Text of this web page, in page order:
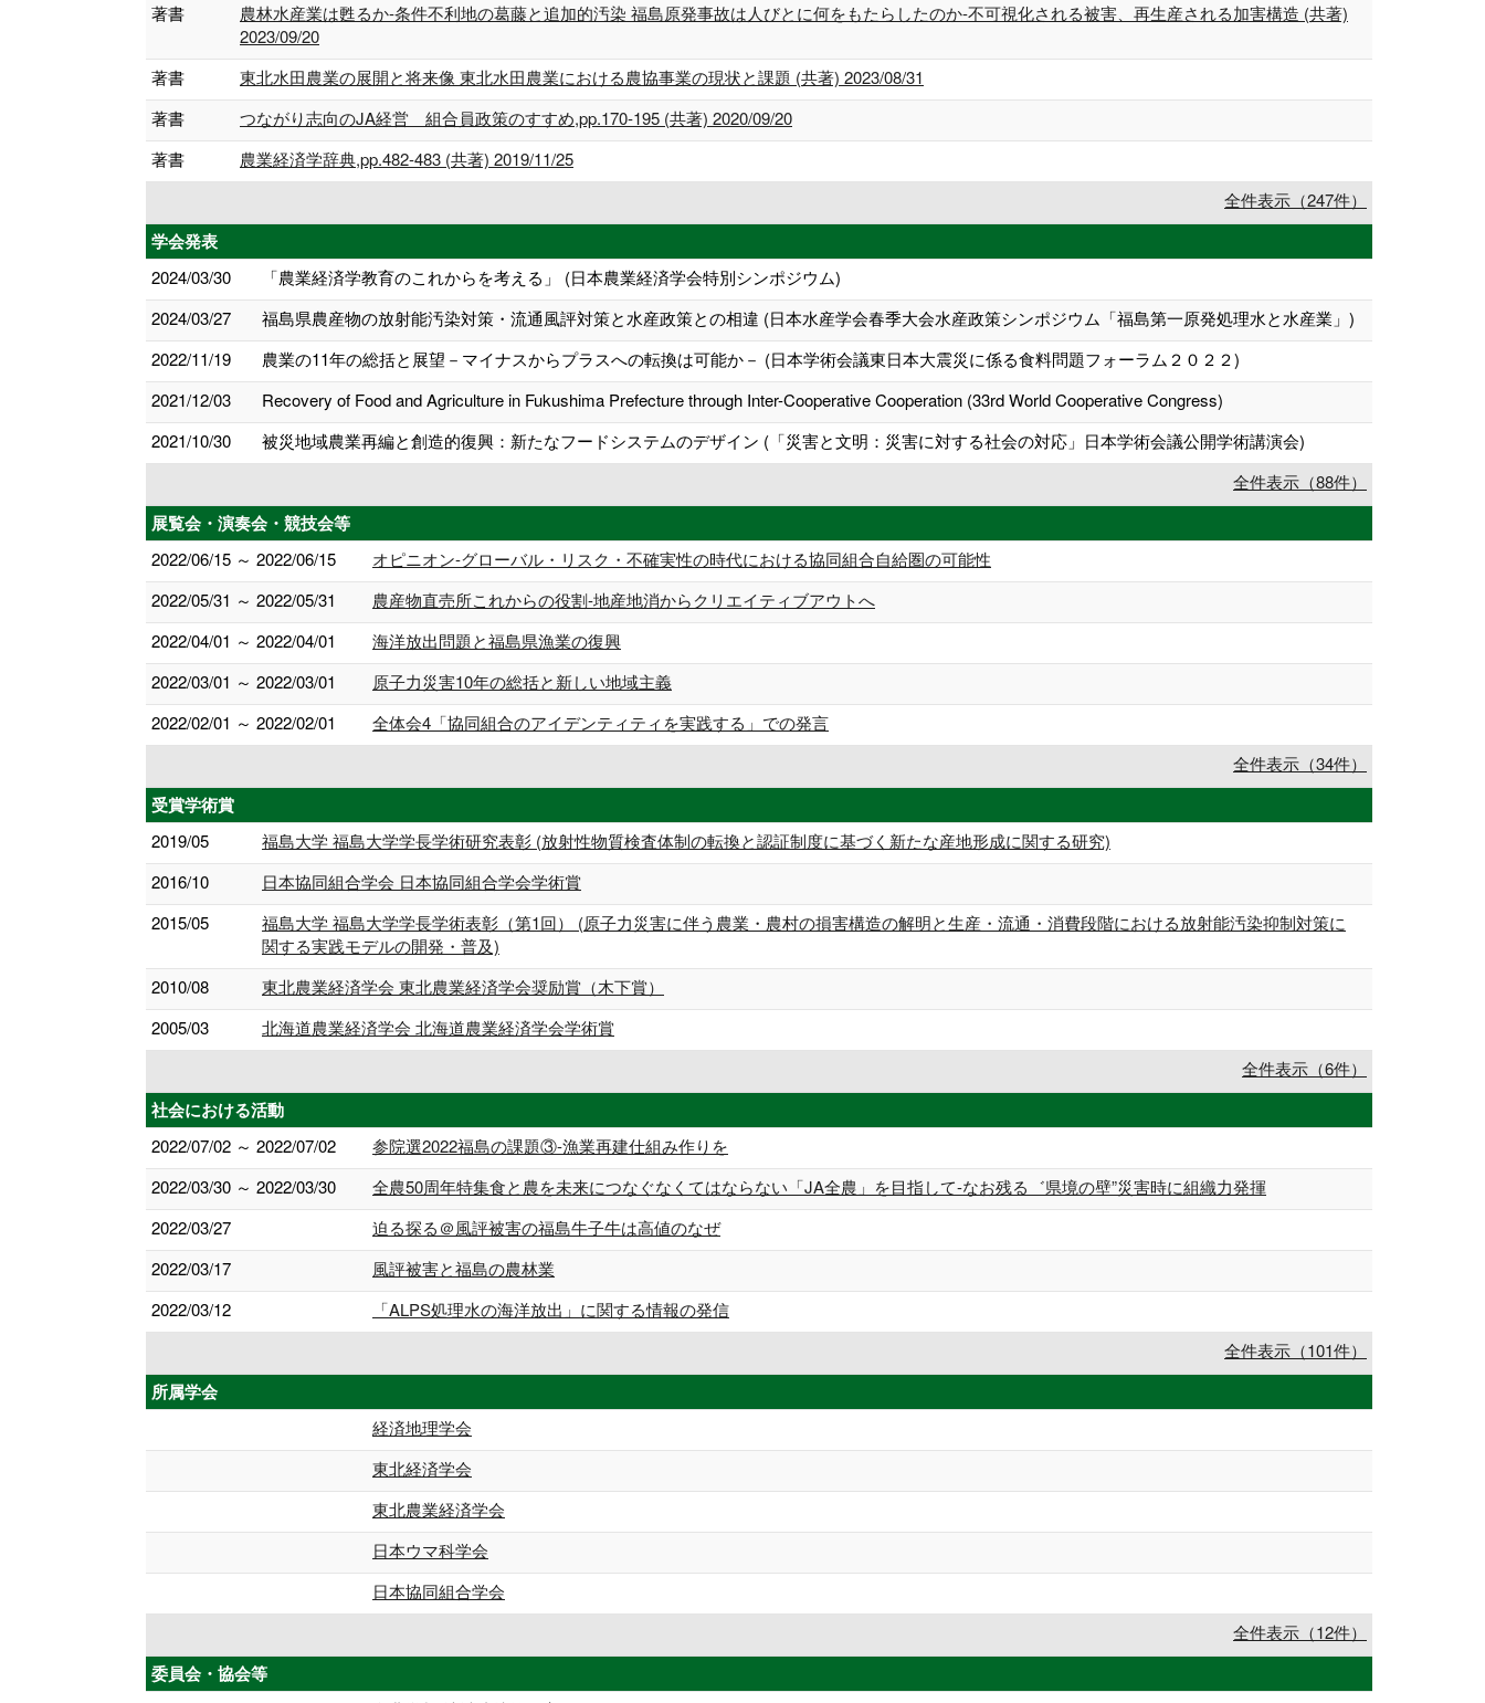
著書
農林水産業は甦るか-条件不利地の葛藤と追加的汚染 福島原発事故は人びとに何をもたらしたのか-不可視化される被害、再生産される加害構造 (共著)
2023/09/20
著書
東北水田農業の展開と将来像 東北水田農業における農協事業の現状と課題 (共著) 2023/08/31
著書
つながり志向のJA経営 組合員政策のすすめ,pp.170‐195 (共著) 2020/09/20
著書
農業経済学辞典,pp.482-483 (共著) 2019/11/25
全件表示（247件）
学会発表
2024/03/30
「農業経済学教育のこれからを考える」 (日本農業経済学会特別シンポジウム)
2024/03/27
福島県農産物の放射能汚染対策・流通風評対策と水産政策との相違 (日本水産学会春季大会水産政策シンポジウム「福島第一原発処理水と水産業」)
2022/11/19
農業の11年の総括と展望－マイナスからプラスへの転換は可能か－ (日本学術会議東日本大震災に係る食料問題フォーラム２０２２)
2021/12/03
Recovery of Food and Agriculture in Fukushima Prefecture through Inter-Cooperative Cooperation (33rd World Cooperative Congress)
2021/10/30
被災地域農業再編と創造的復興：新たなフードシステムのデザイン (「災害と文明：災害に対する社会の対応」日本学術会議公開学術講演会)
全件表示（88件）
展覧会・演奏会・競技会等
2022/06/15 ～ 2022/06/15
オピニオン-グローバル・リスク・不確実性の時代における協同組合自給圏の可能性
2022/05/31 ～ 2022/05/31
農産物直売所これからの役割-地産地消からクリエイティブアウトへ
2022/04/01 ～ 2022/04/01
海洋放出問題と福島県漁業の復興
2022/03/01 ～ 2022/03/01
原子力災害10年の総括と新しい地域主義
2022/02/01 ～ 2022/02/01
全体会4「協同組合のアイデンティティを実践する」での発言
全件表示（34件）
受賞学術賞
2019/05
福島大学 福島大学学長学術研究表彰 (放射性物質検査体制の転換と認証制度に基づく新たな産地形成に関する研究)
2016/10
日本協同組合学会 日本協同組合学会学術賞
2015/05
福島大学 福島大学学長学術表彰（第1回） (原子力災害に伴う農業・農村の損害構造の解明と生産・流通・消費段階における放射能汚染抑制対策に
関する実践モデルの開発・普及)
2010/08
東北農業経済学会 東北農業経済学会奨励賞（木下賞）
2005/03
北海道農業経済学会 北海道農業経済学会学術賞
全件表示（6件）
社会における活動
2022/07/02 ～ 2022/07/02
参院選2022福島の課題③-漁業再建仕組み作りを
2022/03/30 ～ 2022/03/30
全農50周年特集食と農を未来につなぐなくてはならない「JA全農」を目指して-なお残る゛県境の壁”災害時に組織力発揮
2022/03/27
迫る探る＠風評被害の福島牛子牛は高値のなぜ
2022/03/17
風評被害と福島の農林業
2022/03/12
「ALPS処理水の海洋放出」に関する情報の発信
全件表示（101件）
所属学会
経済地理学会
東北経済学会
東北農業経済学会
日本ウマ科学会
日本協同組合学会
全件表示（12件）
委員会・協会等